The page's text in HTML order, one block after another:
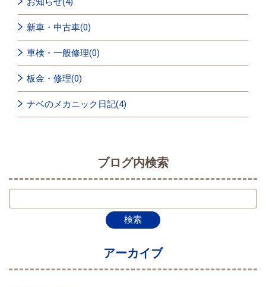
新車・中古車(0)
車検・一般修理(0)
板金・修理(0)
ナベのメカニック日記(4)
ブログ内検索
アーカイブ